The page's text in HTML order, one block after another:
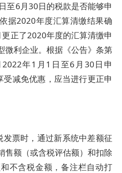
至6月30日的税款是否能够申
据2020年度汇算清缴结果确
正了2020年度的汇算清缴申
微利企业。根据《公告》条第
2022年1月1日至6月30日申
受减免优惠，应当进行更正申
票时，通过新系统中差额征
售额（或含税评估额）和扣除
不含税金额，备注栏自动打